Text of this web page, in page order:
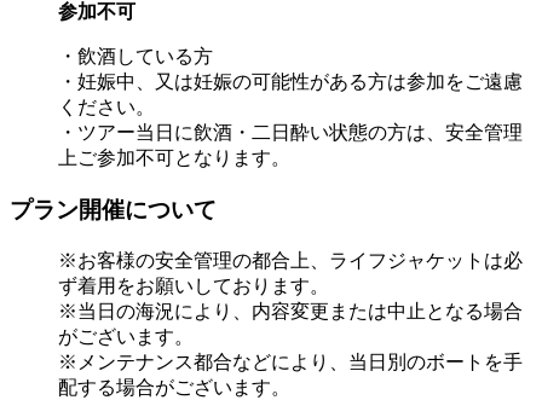
参加不可
・飲酒している方
・妊娠中、又は妊娠の可能性がある方は参加をご遠慮
ください。
・ツアー当日に飲酒・二日酔い状態の方は、安全管理
上ご参加不可となります。
プラン開催について
※お客様の安全管理の都合上、ライフジャケットは必
ず着用をお願いしております。
※当日の海況により、内容変更または中止となる場合
がございます。
※メンテナンス都合などにより、当日別のボートを手
配する場合がございます。